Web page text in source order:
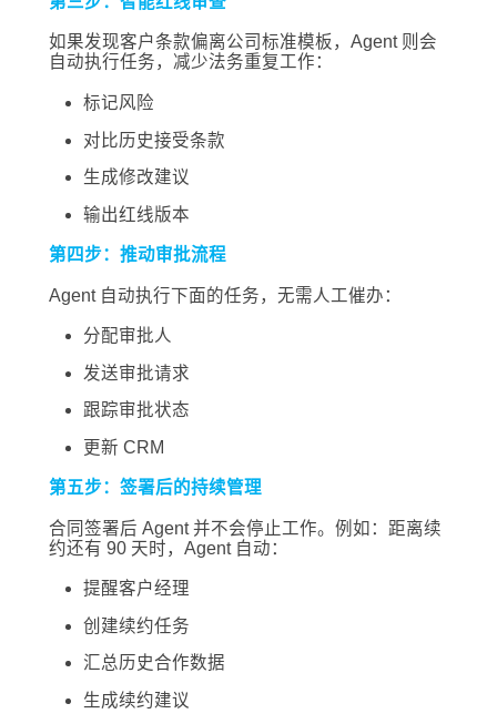
如果发现客户条款偏离公司标准模板，Agent 则会
自动执行任务，减少法务重复工作：
标记风险
对比历史接受条款
生成修改建议
输出红线版本
第四步：推动审批流程
Agent 自动执行下面的任务，无需人工催办：
分配审批人
发送审批请求
跟踪审批状态
更新 CRM
第五步：签署后的持续管理
合同签署后 Agent 并不会停止工作。例如：距离续
约还有 90 天时，Agent 自动：
提醒客户经理
创建续约任务
汇总历史合作数据
生成续约建议